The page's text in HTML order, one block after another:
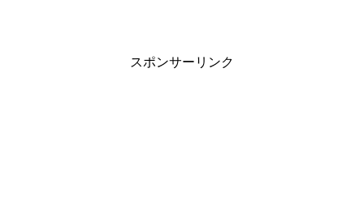
スポンサーリンク